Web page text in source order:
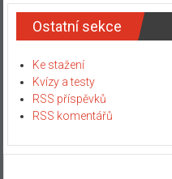
Ostatní sekce
Ke stažení
Kvízy a testy
RSS příspěvků
RSS komentářů